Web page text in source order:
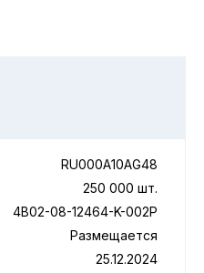
RU000A10AG48
250 000 шт.
4B02-08-12464-K-002P
Размещается
25.12.2024